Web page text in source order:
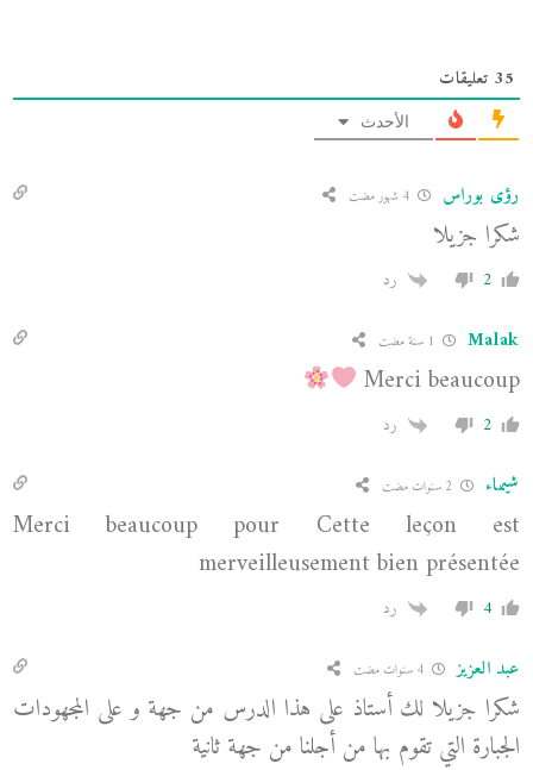
35 تعليقات
الأحدث
رؤى بوراس 4 شهور مضت
شكرا جزيلا
2 رد
Malak
Merci beaucoup
2 رد
شيماء
Merci beaucoup pour Cette leçon est
merveilleusement bien présentée
4 رد
عبد العزيز
شكرا جزيلا لك أستاذ على هذا الدرس من جهة و على المجهودات
الجبارة التي تقوم بها من أجلنا من جهة ثانية